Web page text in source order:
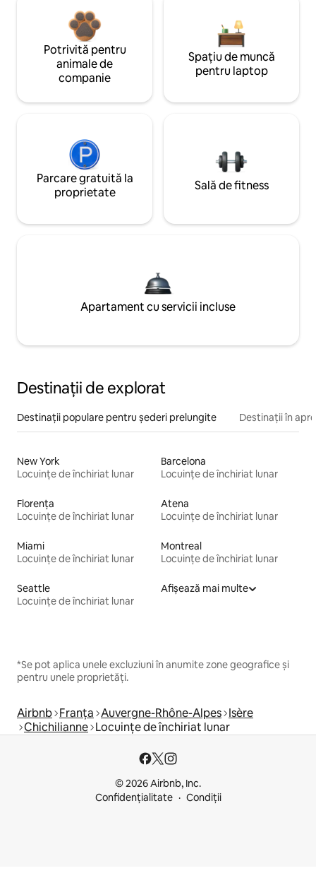
Potrivită pentru
animale de
companie
Spațiu de muncă
pentru laptop
Parcare gratuită la
proprietate
Sală de fitness
Apartament cu servicii incluse
Destinații de explorat
Destinații populare pentru șederi prelungite Destinații în
New York
Locuințe de închiriat lunar
Barcelona
Locuințe de închiriat lunar
Florența
Locuințe de închiriat lunar
Atena
Locuințe de închiriat lunar
Miami
Locuințe de închiriat lunar
Montreal
Locuințe de închiriat lunar
Seattle
Locuințe de închiriat lunar
Afișează mai multe
*Se pot aplica unele excluziuni în anumite zone geografice și
pentru unele proprietăți.
Airbnb Franța Auvergne-Rhône-Alpes Isère
Chichilianne Locuințe de închiriat lunar
© 2026 Airbnb, Inc.
Confidențialitate
Condiții